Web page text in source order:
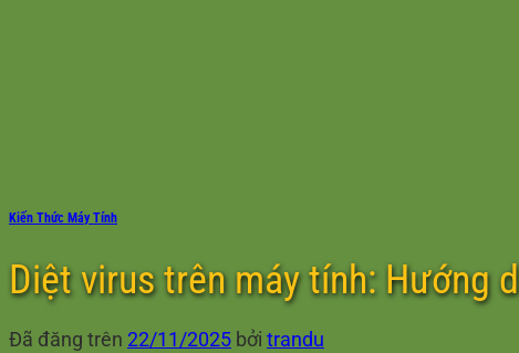
Kiến Thức Máy Tính
Diệt virus trên máy tính: Hướng
Đã đăng trên 22/11/2025 bởi trandu